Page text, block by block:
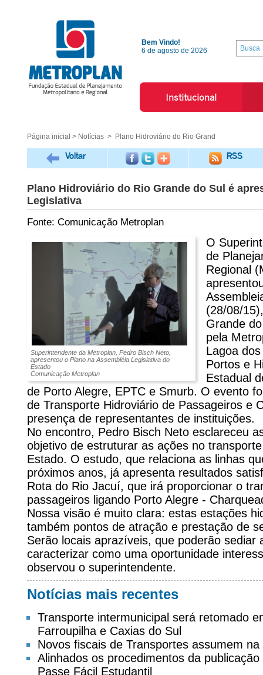
Bem Vindo!
6 de agosto de 2026
Institucional
Página inicial > Notícias > Plano Hidroviário do Rio Grand
Voltar RSS
Plano Hidroviário do Rio Grande do Sul é
Legislativa
Fonte: Comunicação Metroplan
Superintendente da Metroplan, Pedro Bisch Neto,
apresentou o Plano na Assembléia Legislativa do
Estado
Comunicação Metroplan
O
de
Regional
(28/08/
Grande
pela
Lagoa
Portos e
Estadual
de Porto Alegre, EPTC e Smurb. O evento
de Transporte Hidroviário de Passageiros e
presença de representantes de instituições.
No encontro, Pedro Bisch Neto esclareceu
objetivo de estruturar as ações no
Estado. O estudo, que relaciona as linhas
próximos anos, já apresenta resultados
Rota do Rio Jacuí, que irá proporcionar o
passageiros ligando Porto Alegre -
Nossa visão é muito clara: estas estações
também pontos de atração e prestação de
Serão locais aprazíveis, que poderão sediar
caracterizar como uma oportunidade
observou o superintendente.
Notícias mais recentes
Transporte intermunicipal será retomado
Farroupilha e Caxias do Sul
Novos fiscais de Transportes assumem
Alinhados os procedimentos da
Passe Fácil Estudantil